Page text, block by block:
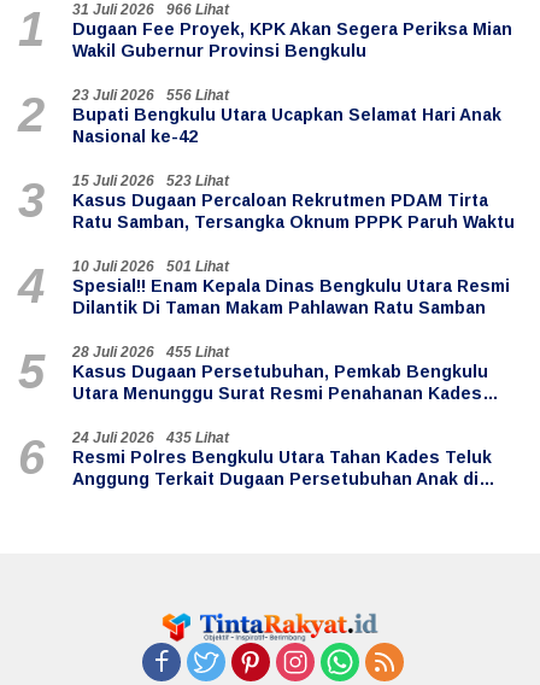
1 31 Juli 2026 966 Lihat
Dugaan Fee Proyek, KPK Akan Segera Periksa Mian
Wakil Gubernur Provinsi Bengkulu
2 23 Juli 2026 556 Lihat
Bupati Bengkulu Utara Ucapkan Selamat Hari Anak
Nasional ke-42
3 15 Juli 2026 523 Lihat
Kasus Dugaan Percaloan Rekrutmen PDAM Tirta
Ratu Samban, Tersangka Oknum PPPK Paruh Waktu
4 10 Juli 2026 501 Lihat
Spesial!! Enam Kepala Dinas Bengkulu Utara Resmi
5 28 Juli 2026 455 Lihat
Kasus Dugaan Persetubuhan, Pemkab Bengkulu
Utara Menunggu Surat Resmi Penahanan Kades
6 24 Juli 2026 435 Lihat
Resmi Polres Bengkulu Utara Tahan Kades Teluk
Anggung Terkait Dugaan Persetubuhan Anak di